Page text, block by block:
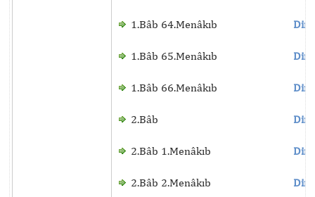
1.Bâb 64.Menâkıb
1.Bâb 65.Menâkıb
1.Bâb 66.Menâkıb
2.Bâb
2.Bâb 1.Menâkıb
2.Bâb 2.Menâkıb